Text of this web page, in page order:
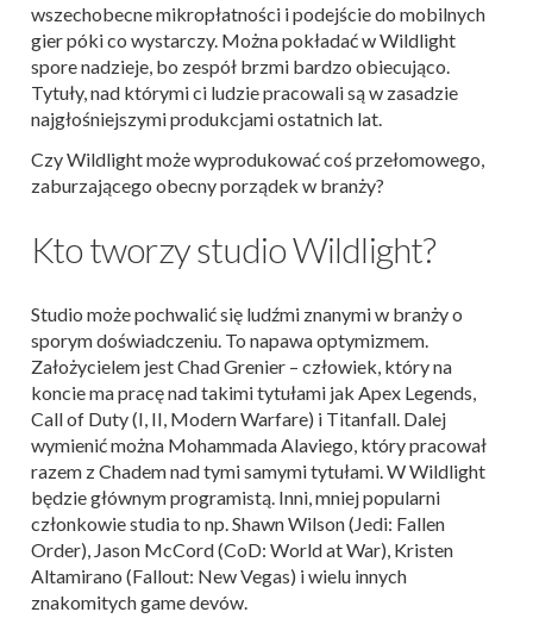
wszechobecne mikropłatności i podejście do mobilnych
gier póki co wystarczy. Można pokładać w Wildlight
spore nadzieje, bo zespół brzmi bardzo obiecująco.
Tytuły, nad którymi ci ludzie pracowali są w zasadzie
najgłośniejszymi produkcjami ostatnich lat.
Czy Wildlight może wyprodukować coś przełomowego,
zaburzającego obecny porządek w branży?
Kto tworzy studio Wildlight?
Studio może pochwalić się ludźmi znanymi w branży o
sporym doświadczeniu. To napawa optymizmem.
Założycielem jest Chad Grenier – człowiek, który na
koncie ma pracę nad takimi tytułami jak Apex Legends,
Call of Duty (I, II, Modern Warfare) i Titanfall. Dalej
wymienić można Mohammada Alaviego, który pracował
razem z Chadem nad tymi samymi tytułami. W Wildlight
będzie głównym programistą. Inni, mniej popularni
członkowie studia to np. Shawn Wilson (Jedi: Fallen
Order), Jason McCord (CoD: World at War), Kristen
Altamirano (Fallout: New Vegas) i wielu innych
znakomitych game devów.